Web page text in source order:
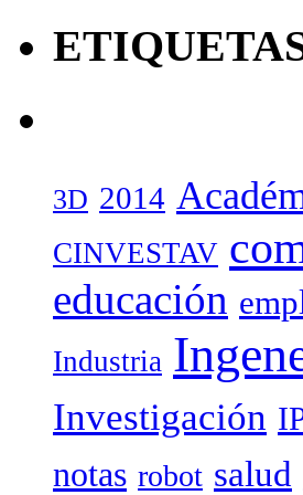
3D 2014
CINVESTAV
educación
Industria
Investigación
notas robot salud